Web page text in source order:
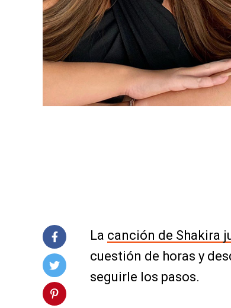
La canción de Shakira
cuestión de horas y
seguirle los pasos.